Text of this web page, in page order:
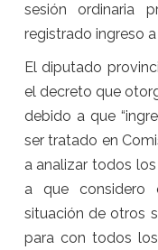
sesión ordinaria
registrado ingreso
El diputado
el decreto que
debido a que
ser tratado en
a analizar todos
a que considero
situación de otros
para con todos